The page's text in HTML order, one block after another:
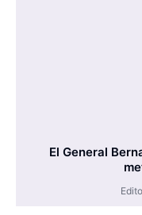
El General